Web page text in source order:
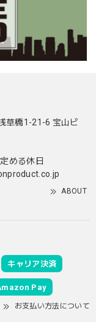
草橋1-21-6 宝山ビ
める休日
ABOUT
キャリア決済
Pay
お支払い方法について